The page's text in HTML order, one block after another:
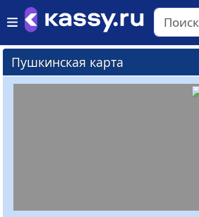
Пушкинская карта